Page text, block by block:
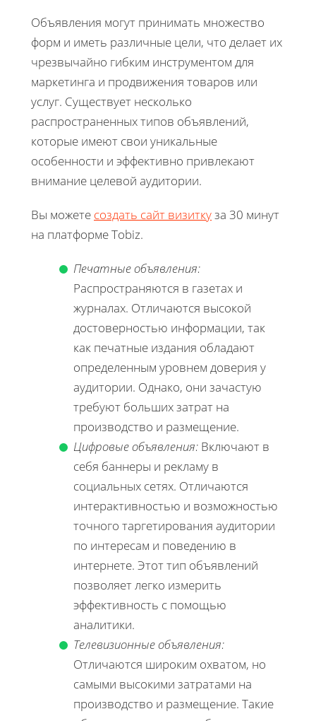
Объявления могут принимать множество
форм и иметь различные цели, что делает их
чрезвычайно гибким инструментом для
маркетинга и продвижения товаров или
услуг. Существует несколько
распространенных типов объявлений,
которые имеют свои уникальные
особенности и эффективно привлекают
внимание целевой аудитории.
Вы можете создать сайт визиткуза 30 минут
на платформе Tobiz.
Печатные объявления:
Распространяются в газетах и
журналах. Отличаются высокой
достоверностью информации, так
как печатные издания обладают
определенным уровнем доверия у
аудитории. Однако, они зачастую
требуют больших затрат на
производство и размещение.
Цифровые объявления: Включают в
себя баннеры и рекламу в
социальных сетях. Отличаются
интерактивностью и возможностью
точного таргетирования аудитории
по интересам и поведению в
интернете. Этот тип объявлений
позволяет легко измерить
эффективность с помощью
аналитики.
Телевизионные объявления:
Отличаются широким охватом, но
самыми высокими затратами на
производство и размещение. Такие